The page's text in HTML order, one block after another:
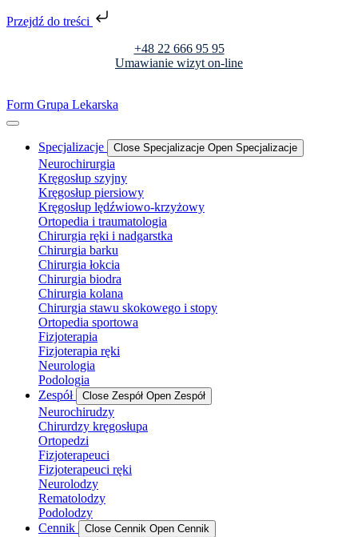
Przejdź do treści
+48 22 666 95 95
Umawianie wizyt on-line
Form Grupa Lekarska
Specjalizacje Close Specjalizacje Open Specjalizacje
Neurochirurgia
Kręgosłup szyjny
Kręgosłup piersiowy
Kręgosłup lędźwiowo-krzyżowy
Ortopedia i traumatologia
Chirurgia ręki i nadgarstka
Chirurgia barku
Chirurgia łokcia
Chirurgia biodra
Chirurgia kolana
Chirurgia stawu skokowego i stopy
Ortopedia sportowa
Fizjoterapia
Fizjoterapia ręki
Neurologia
Podologia
Zespół
Close Zespół Open Zespół
Neurochirudzy
Chirurdzy kręgosłupa
Ortopedzi
Fizjoterapeuci
Fizjoterapeuci ręki
Neurolodzy
Rematolodzy
Podolodzy
Cennik
Close Cennik Open Cennik